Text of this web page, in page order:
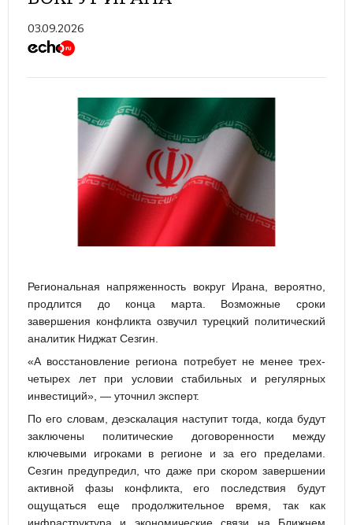
03.09.2026
Региональная напряженность вокруг Ирана, вероятно,
продлится до конца марта. Возможные сроки
завершения конфликта озвучил турецкий политический
аналитик Ниджат Сезгин.
«А восстановление региона потребует не менее трех-
четырех лет при условии стабильных и регулярных
инвестиций», — уточнил эксперт.
По его словам, деэскалация наступит тогда, когда будут
заключены политические договоренности между
ключевыми игроками в регионе и за его пределами.
Сезгин предупредил, что даже при скором завершении
активной фазы конфликта, его последствия будут
ощущаться еще продолжительное время, так как